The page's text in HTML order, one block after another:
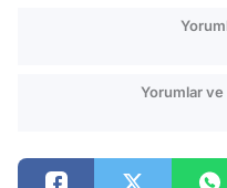
Yorumlar ve